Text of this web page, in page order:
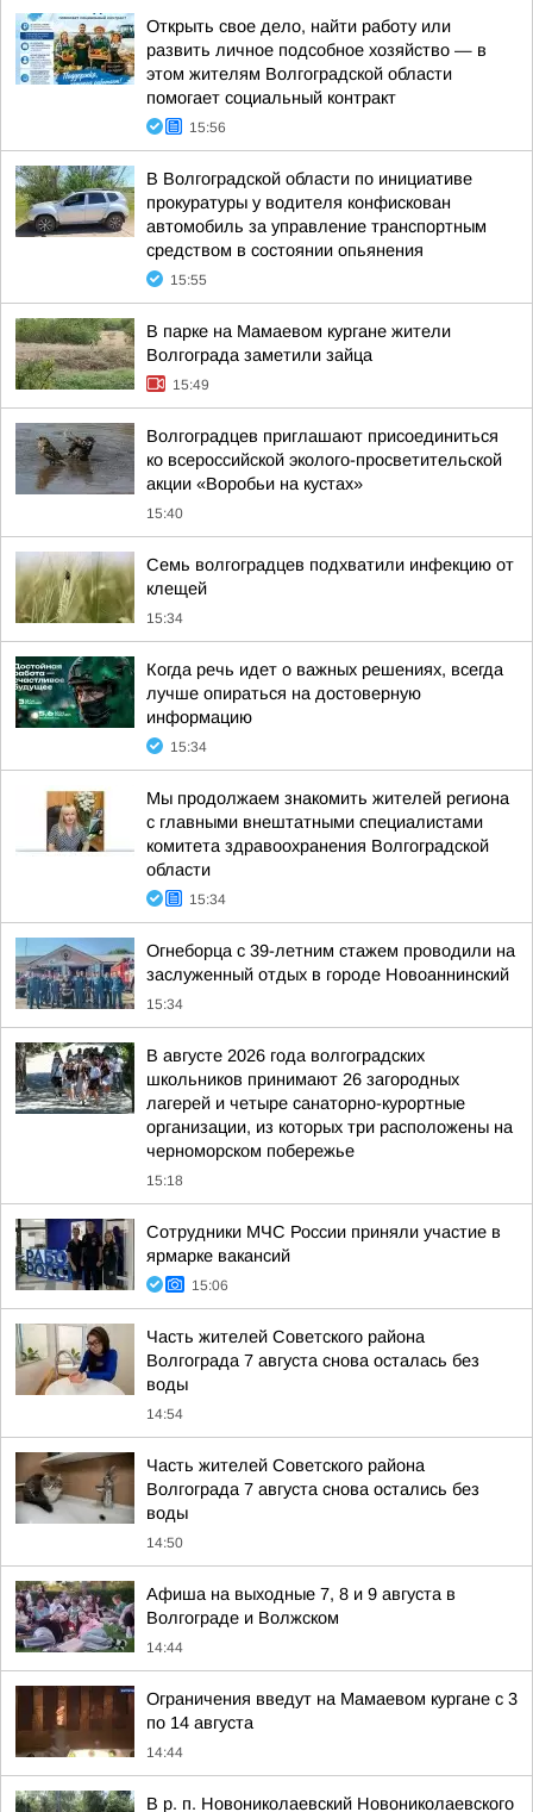
Открыть свое дело, найти работу или
развить личное подсобное хозяйство — в
этом жителям Волгоградской области
помогает социальный контракт
15:56
В Волгоградской области по инициативе
прокуратуры у водителя конфискован
автомобиль за управление транспортным
средством в состоянии опьянения
15:55
В парке на Мамаевом кургане жители
Волгограда заметили зайца
15:49
Волгоградцев приглашают присоединиться
ко всероссийской эколого-просветительской
акции «Воробьи на кустах»
15:40
Семь волгоградцев подхватили инфекцию от
клещей
15:34
Когда речь идет о важных решениях, всегда
лучше опираться на достоверную
информацию
15:34
Мы продолжаем знакомить жителей региона
с главными внештатными специалистами
комитета здравоохранения Волгоградской
области
15:34
Огнеборца с 39-летним стажем проводили на
заслуженный отдых в городе Новоаннинский
15:34
В августе 2026 года волгоградских
школьников принимают 26 загородных
лагерей и четыре санаторно-курортные
организации, из которых три расположены на
черноморском побережье
15:18
Сотрудники МЧС России приняли участие в
ярмарке вакансий
15:06
Часть жителей Советского района
Волгограда 7 августа снова осталась без
воды
14:54
Часть жителей Советского района
Волгограда 7 августа снова остались без
воды
14:50
Афиша на выходные 7, 8 и 9 августа в
Волгограде и Волжском
14:44
Ограничения введут на Мамаевом кургане с 3
по 14 августа
14:44
В р. п. Новониколаевский Новониколаевского